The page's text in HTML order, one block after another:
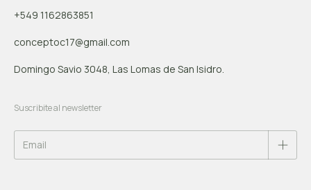
+549 1162863851
conceptoc17@gmail.com
Domingo Savio 3048, Las Lomas de San Isidro.
Suscribite al newsletter